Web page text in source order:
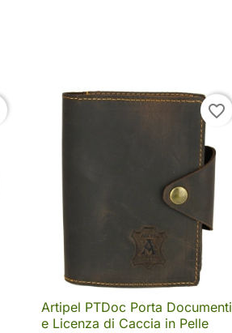
favorite_border
 Anteprima
Artipel PTDoc Porta Documenti
e Licenza di Caccia in Pelle